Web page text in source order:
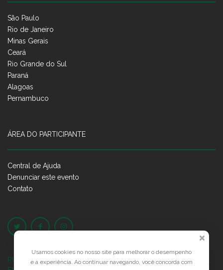
São Paulo
Rio de Janeiro
Minas Gerais
Ceará
Rio Grande do Sul
Paraná
Alagoas
Pernambuco
ÁREA DO PARTICIPANTE
Central de Ajuda
Denunciar este evento
Contato
RUA JOSÉ PONTES DE MAGALHÃES, 70JATIÚCA, MACEIÓ - AL
Usamos cookies no nosso site para melhorar o desempenho
e a experiência. Ao continuar navegando, você concorda com